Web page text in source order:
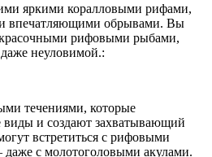
яркими коралловыми рифами,
впечатляющими обрывами. Вы
красочными рифовыми рыбами,
неуловимой.:
течениями, которые
виды и создают захватывающий
встретиться с рифовыми
даже с молотоголовыми акулами.